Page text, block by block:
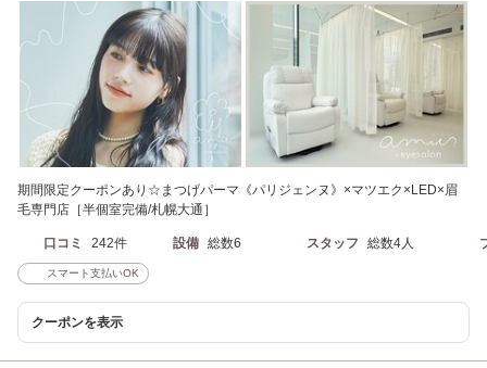
期間限定クーポンあり☆まつげパーマ《パリジェンヌ》×マツエク×LED×眉
毛専門店［半個室完備/札幌大通］
口コミ 242件 設備 総数6 スタッフ 総数4人
スマート支払いOK
クーポンを表示